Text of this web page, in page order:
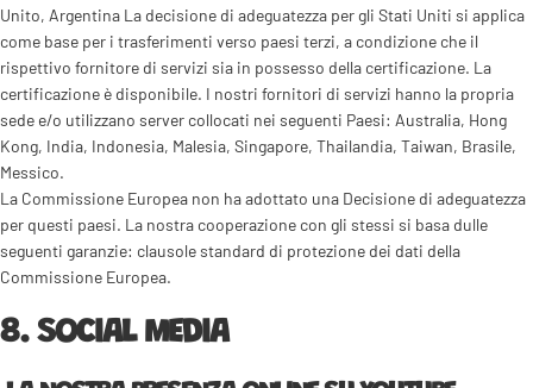
Unito, Argentina La decisione di adeguatezza per gli Stati Uniti si applica
come base per i trasferimenti verso paesi terzi, a condizione che il
rispettivo fornitore di servizi sia in possesso della certificazione. La
certificazione è disponibile. I nostri fornitori di servizi hanno la propria
sede e/o utilizzano server collocati nei seguenti Paesi: Australia, Hong
Kong, India, Indonesia, Malesia, Singapore, Thailandia, Taiwan, Brasile,
Messico.
La Commissione Europea non ha adottato una Decisione di adeguatezza
per questi paesi. La nostra cooperazione con gli stessi si basa dulle
seguenti garanzie: clausole standard di protezione dei dati della
Commissione Europea.
8. SOCIAL MEDIA